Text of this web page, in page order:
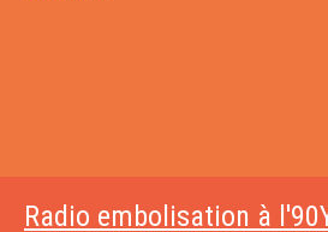
Radio embolisation à